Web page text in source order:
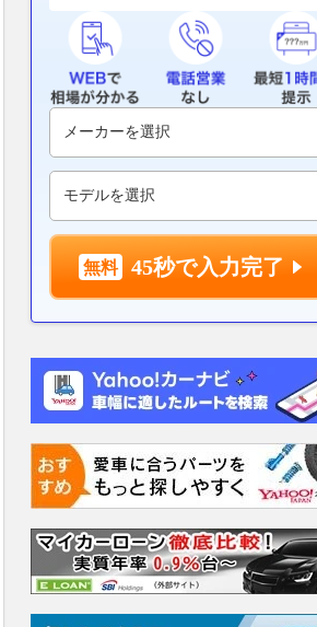
グーネット
2026.08.01
45秒で入力完了